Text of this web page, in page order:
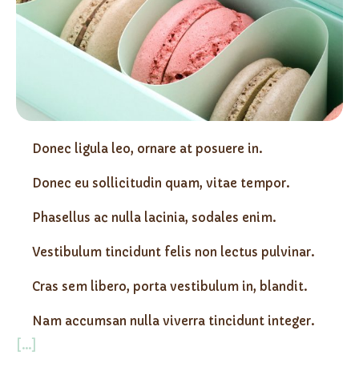
Donec ligula leo, ornare at posuere in.
Donec eu sollicitudin quam, vitae tempor.
Phasellus ac nulla lacinia, sodales enim.
Vestibulum tincidunt felis non lectus pulvinar.
Cras sem libero, porta vestibulum in, blandit.
Nam accumsan nulla viverra tincidunt integer.
[...]